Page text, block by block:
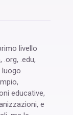
livello
.edu,
luogo
educative,
e